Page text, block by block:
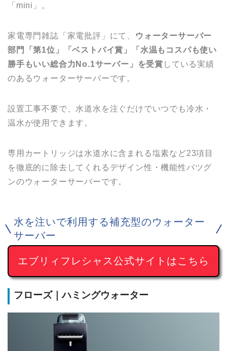
「mini」。
家電専門雑誌「家電批評」にて、
ウォーターサーバー
部門「第1位」「ベストバイ賞」「水温もコスパも使い
勝手もいい総合力No.1サーバー」を受賞 している実績
のあるウォーターサーバーです。
設置工事不要で、水道水を注ぐだけでいつでも冷水・
温水が使用できます。
専用カートリッジは水道水に含まれる塩素など23項目
を徹底的に除去してくれるデザイン性・機能性バツグ
ンのウォーターサーバーです。
水を注いで利用する補充型のウォーター
サーバー
エブリィフレシャス公式サイトはこちら
フローズ｜ハミングウォーター